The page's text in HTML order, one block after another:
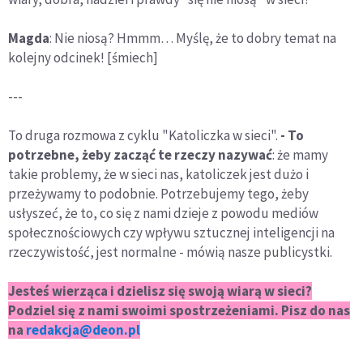
Magda: Nie niosą? Hmmm… Myślę, że to dobry temat na
kolejny odcinek! [śmiech]
---
To druga rozmowa z cyklu "Katoliczka w sieci". - To
potrzebne, żeby zacząć te rzeczy nazywać: że mamy
takie problemy, że w sieci nas, katoliczek jest dużo i
przeżywamy to podobnie. Potrzebujemy tego, żeby
usłyszeć, że to, co się z nami dzieje z powodu mediów
społecznościowych czy wpływu sztucznej inteligencji na
rzeczywistość, jest normalne - mówią nasze publicystki.
Jesteś wierząca i dzielisz się swoją wiarą w sieci?
Podziel się z nami swoimi spostrzeżeniami. Pisz do nas
na redakcja@deon.pl